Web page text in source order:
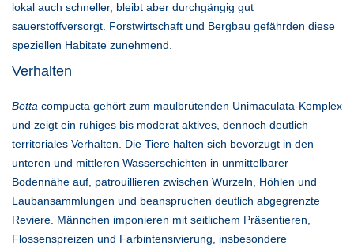
lokal auch schneller, bleibt aber durchgängig gut
sauerstoffversorgt. Forstwirtschaft und Bergbau gefährden diese
speziellen Habitate zunehmend.
Verhalten
Betta compucta gehört zum maulbrütenden Unimaculata-Komplex
und zeigt ein ruhiges bis moderat aktives, dennoch deutlich
territoriales Verhalten. Die Tiere halten sich bevorzugt in den
unteren und mittleren Wasserschichten in unmittelbarer
Bodennähe auf, patrouillieren zwischen Wurzeln, Höhlen und
Laubansammlungen und beanspruchen deutlich abgegrenzte
Reviere. Männchen imponieren mit seitlichem Präsentieren,
Flossenspreizen und Farbintensivierung, insbesondere